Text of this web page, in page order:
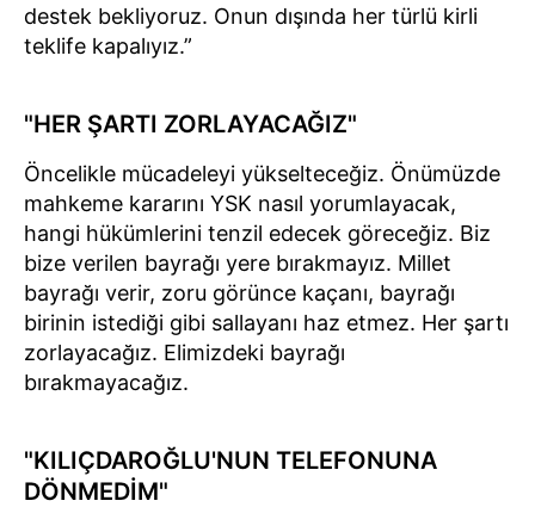
destek bekliyoruz. Onun dışında her türlü kirli
teklife kapalıyız.”
"HER ŞARTI ZORLAYACAĞIZ"
Öncelikle mücadeleyi yükselteceğiz. Önümüzde
mahkeme kararını YSK nasıl yorumlayacak,
hangi hükümlerini tenzil edecek göreceğiz. Biz
bize verilen bayrağı yere bırakmayız. Millet
bayrağı verir, zoru görünce kaçanı, bayrağı
birinin istediği gibi sallayanı haz etmez. Her şartı
zorlayacağız. Elimizdeki bayrağı
bırakmayacağız.
"KILIÇDAROĞLU'NUN TELEFONUNA
DÖNMEDİM"